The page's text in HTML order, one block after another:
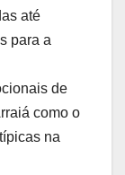
até
para a
de
como o
na